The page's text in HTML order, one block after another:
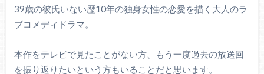
39歳の彼氏いない歴10年の独身女性の恋愛を描く大人のラ
ブコメディドラマ。
本作をテレビで見たことがない方、もう一度過去の放送回
を振り返りたいという方もいることだと思います。